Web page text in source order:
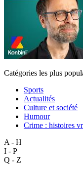
Catégories les plus
Sports
Actualités
Culture et société
Humour
Crime : histoires
A - H
I - P
Q - Z